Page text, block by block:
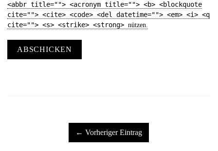
<abbr title=""> <acronym title=""> <b> <blockquote
cite=""> <cite> <code> <del datetime=""> <em> <i> <q
cite=""> <s> <strike> <strong> nützen.
ABSCHICKEN
← Vorheriger Eintrag